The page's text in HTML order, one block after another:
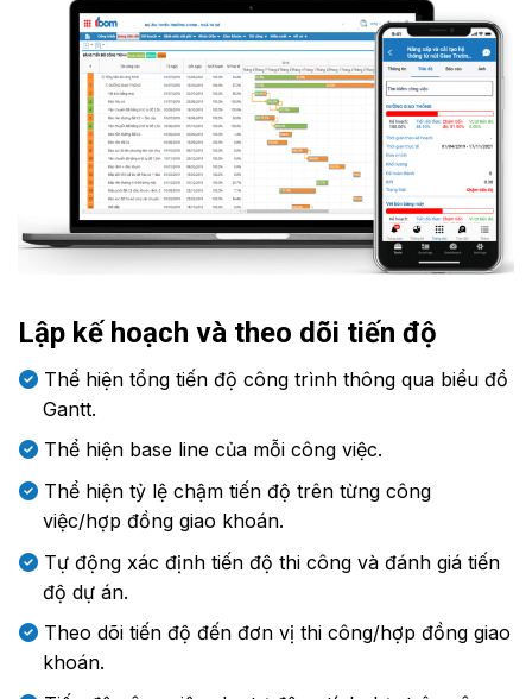
Lập kế hoạch và theo dõi tiến độ
Thể hiện tổng tiến độ công trình thông qua biểu đồ
Gantt.
Thể hiện base line của mỗi công việc.
Thể hiện tỷ lệ chậm tiến độ trên từng công
việc/hợp đồng giao khoán.
Tự động xác định tiến độ thi công và đánh giá tiến
độ dự án.
Theo dõi tiến độ đến đơn vị thi công/hợp đồng giao
khoán.